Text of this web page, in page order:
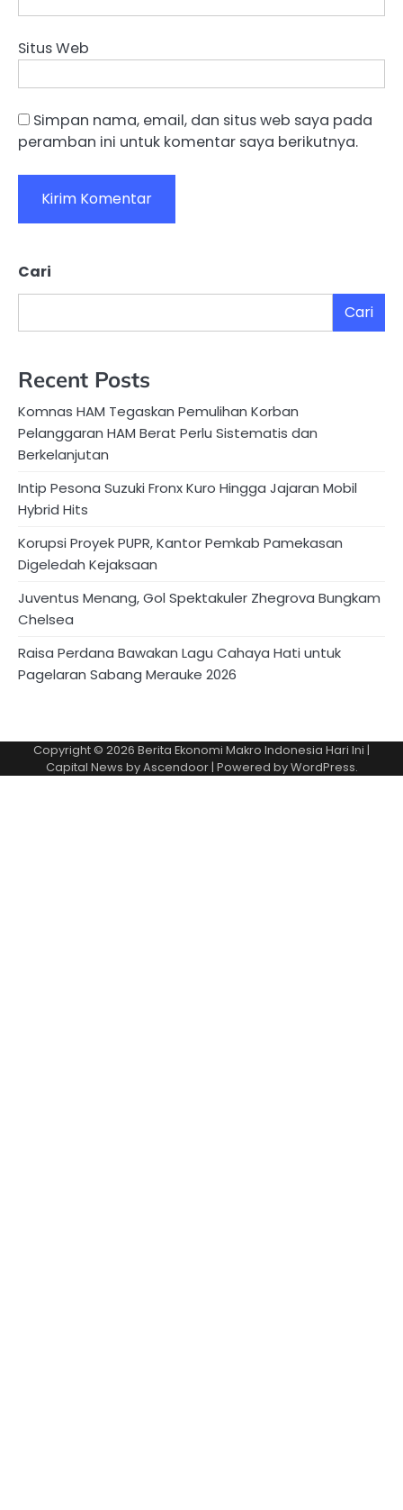
Situs Web
Simpan nama, email, dan situs web saya pada
peramban ini untuk komentar saya berikutnya.
Cari
Cari
Recent Posts
Komnas HAM Tegaskan Pemulihan Korban
Pelanggaran HAM Berat Perlu Sistematis dan
Berkelanjutan
Intip Pesona Suzuki Fronx Kuro Hingga Jajaran Mobil
Hybrid Hits
Korupsi Proyek PUPR, Kantor Pemkab Pamekasan
Digeledah Kejaksaan
Juventus Menang, Gol Spektakuler Zhegrova Bungkam
Chelsea
Raisa Perdana Bawakan Lagu Cahaya Hati untuk
Pagelaran Sabang Merauke 2026
Copyright © 2026 Berita Ekonomi Makro Indonesia Hari Ini |
Capital News byAscendoor| Powered byWordPress.